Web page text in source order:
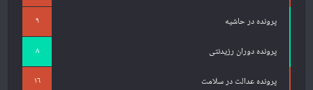
پرونده در حاشیه ۹
پرونده دوران رزیدنتی ۸
پرونده عدالت در سلامت ۱۶